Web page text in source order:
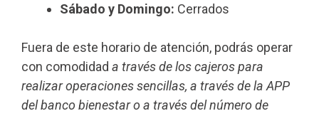
Sábado y Domingo: Cerrados
Fuera de este horario de atención, podrás operar
con comodidad a través de los cajeros para
realizar operaciones sencillas, a través de la APP
del banco bienestar o a través del número de